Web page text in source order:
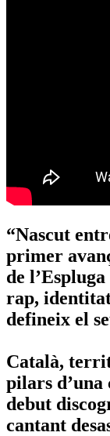
“Nascut
primer
de
rap,
defineix el
Català,
pilars d’una
debut
cantant